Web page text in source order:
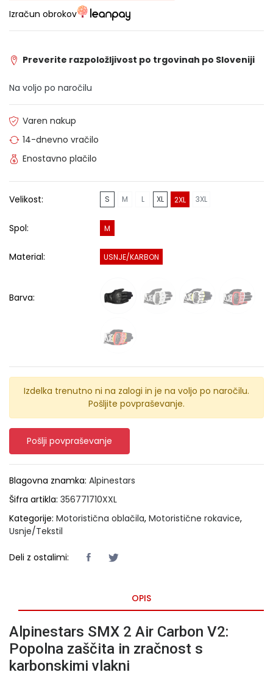
Izračun obrokov
Preverite razpoložljivost po trgovinah po Sloveniji
Na voljo po naročilu
Varen nakup
14-dnevno vračilo
Enostavno plačilo
Velikost: S M L XL 2XL 3XL
Spol: M
Material: USNJE/KARBON
Barva:
Izdelka trenutno ni na zalogi in je na voljo po naročilu.
Pošljite povpraševanje.
Pošlji povpraševanje
Blagovna znamka: Alpinestars
Šifra artikla: 356771710XXL
Kategorije: Motoristična oblačila, Motoristične rokavice,
Usnje/Tekstil
Deli z ostalimi:
OPIS
Alpinestars SMX 2 Air Carbon V2:
Popolna zaščita in zračnost s
karbonskimi vlakni